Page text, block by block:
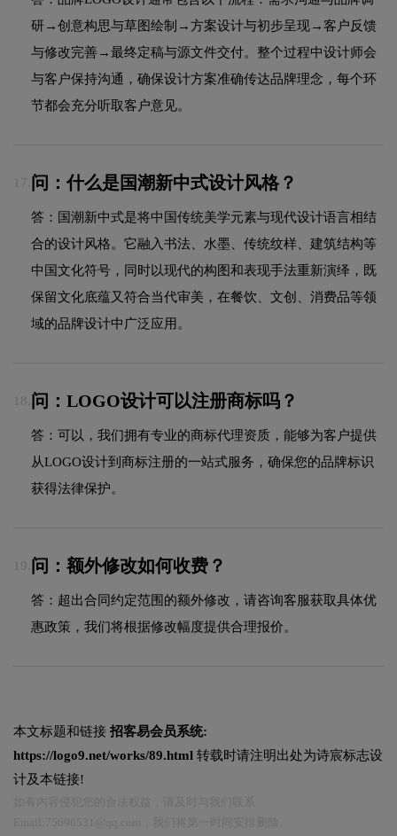
研→创意构思与草图绘制→方案设计与初步呈现→客户反馈
与修改完善→最终定稿与源文件交付。整个过程中设计师会
与客户保持沟通，确保设计方案准确传达品牌理念，每个环
节都会充分听取客户意见。
17. 问：什么是国潮新中式设计风格？
答：国潮新中式是将中国传统美学元素与现代设计语言相结
合的设计风格。它融入书法、水墨、传统纹样、建筑结构等
中国文化符号，同时以现代的构图和表现手法重新演绎，既
保留文化底蕴又符合当代审美，在餐饮、文创、消费品等领
域的品牌设计中广泛应用。
18. 问：LOGO设计可以注册商标吗？
答：可以，我们拥有专业的商标代理资质，能够为客户提供
从LOGO设计到商标注册的一站式服务，确保您的品牌标识
获得法律保护。
19. 问：额外修改如何收费？
答：超出合同约定范围的额外修改，请咨询客服获取具体优
惠政策，我们将根据修改幅度提供合理报价。
本文标题和链接 招客易会员系统:
https://logo9.net/works/89.html 转载时请注明出处为诗宸标志设
计及本链接!